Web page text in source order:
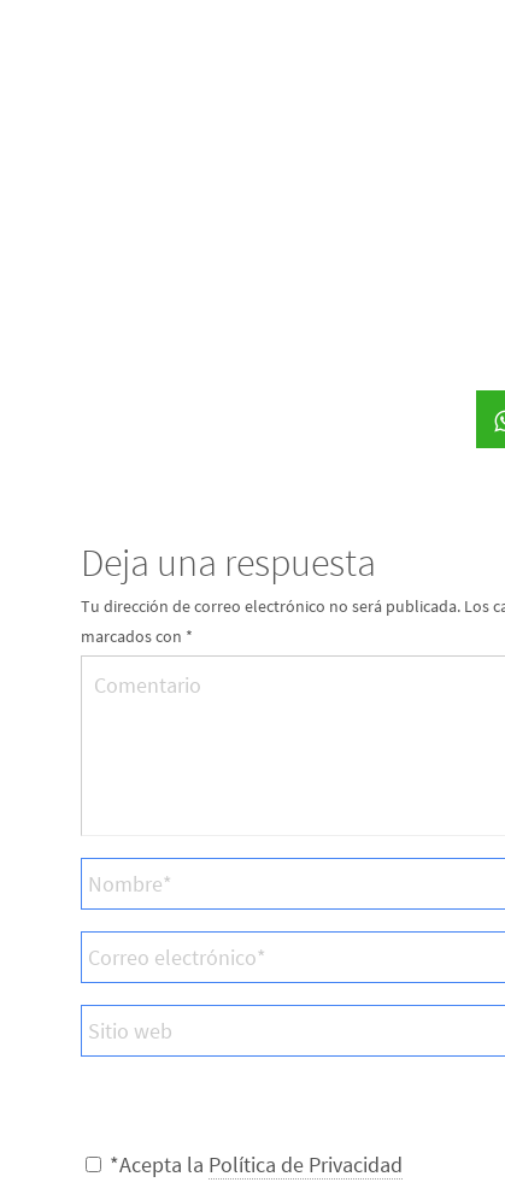
Deja una respuesta
Tu dirección de correo electrónico no será publicada. Los
marcados con *
*Acepta la Política de Privacidad